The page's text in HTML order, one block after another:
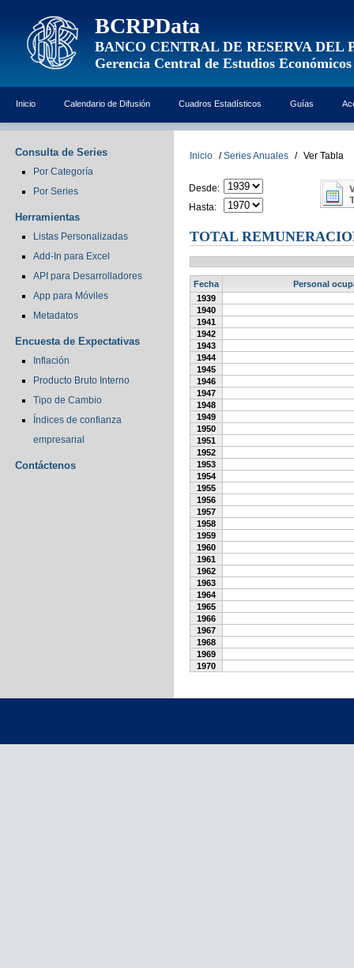
BCRPData
BANCO CENTRAL DE RESERVA DEL
Gerencia Central de Estudios Económicos
Inicio Calendario de Difusión Cuadros Estadísticos Guías
Consulta de Series
Por Categoría
Por Series
Herramientas
Listas Personalizadas
Add-In para Excel
API para Desarrolladores
App para Móviles
Metadatos
Encuesta de Expectativas
Inflación
Producto Bruto Interno
Tipo de Cambio
Índices de confianza
empresarial
Contáctenos
Inicio / Series Anuales / Ver Tabla
Desde:
Hasta:
TOTAL
Fecha
Personal
1939
1940
1941
1942
1943
1944
1945
1946
1947
1948
1949
1950
1951
1952
1953
1954
1955
1956
1957
1958
1959
1960
1961
1962
1963
1964
1965
1966
1967
1968
1969
1970